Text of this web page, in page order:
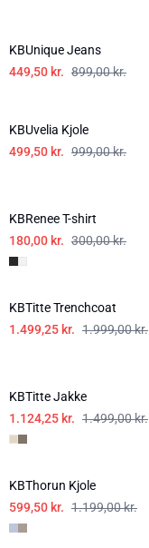
KBUnique Jeans
449,50 kr. 899,00 kr.
KBUvelia Kjole
499,50 kr. 999,00 kr.
KBRenee T-shirt
180,00 kr. 300,00 kr.
SALE
KBTitte Trenchcoat
1.499,25 kr. 1.999,00 kr.
KBTitte Jakke
1.124,25 kr. 1.499,00 kr.
-50%
KBThorun Kjole
599,50 kr. 1.199,00 kr.
-50%